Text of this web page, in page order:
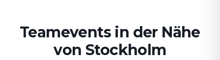
Teamevents in der Nähe
von Stockholm